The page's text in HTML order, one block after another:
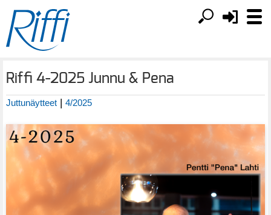
Riffi 4-2025 Junnu & Pena
Juttunäytteet | 4/2025